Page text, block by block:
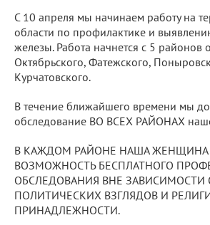
С 10 апреля мы начинаем работу на
области по профилактике и
железы. Работа начнется с 5 районов
Октябрьского, Фатежского,
Курчатовского.
В течение ближайшего времени мы
обследование ВО ВСЕХ РАЙОНАХ
В КАЖДОМ РАЙОНЕ НАША ЖЕНЩИНА
ВОЗМОЖНОСТЬ БЕСПЛАТНОГО
ОБСЛЕДОВАНИЯ ВНЕ ЗАВИСИМОСТИ
ПОЛИТИЧЕСКИХ ВЗГЛЯДОВ И
ПРИНАДЛЕЖНОСТИ.